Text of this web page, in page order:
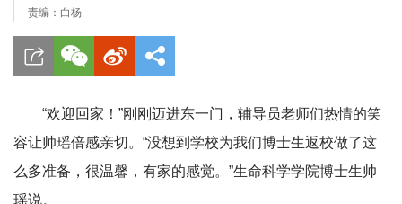
责编：白杨
“欢迎回家！”刚刚迈进东一门，辅导员老师们热情的笑
容让帅瑶倍感亲切。“没想到学校为我们博士生返校做了这
么多准备，很温馨，有家的感觉。”生命科学学院博士生帅
瑶说。